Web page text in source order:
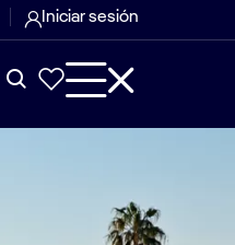
Iniciar sesión